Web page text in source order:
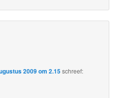
2009 om 2.15schreef: